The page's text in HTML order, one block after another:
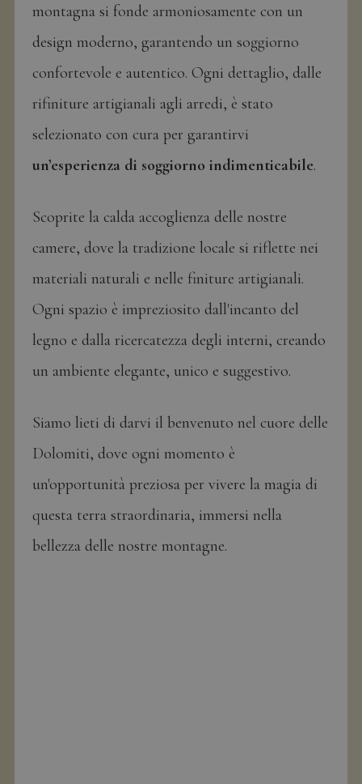
montagna si fonde armoniosamente con un
design moderno, garantendo un soggiorno
confortevole e autentico. Ogni dettaglio, dalle
rifiniture artigianali agli arredi, è stato
selezionato con cura per garantirvi
un’esperienza di soggiorno indimenticabile.
Scoprite la calda accoglienza delle nostre
camere, dove la tradizione locale si riflette nei
materiali naturali e nelle finiture artigianali.
Ogni spazio è impreziosito dall'incanto del
legno e dalla ricercatezza degli interni, creando
un ambiente elegante, unico e suggestivo.
Siamo lieti di darvi il benvenuto nel cuore delle
Dolomiti, dove ogni momento è
un'opportunità preziosa per vivere la magia di
questa terra straordinaria, immersi nella
bellezza delle nostre montagne.